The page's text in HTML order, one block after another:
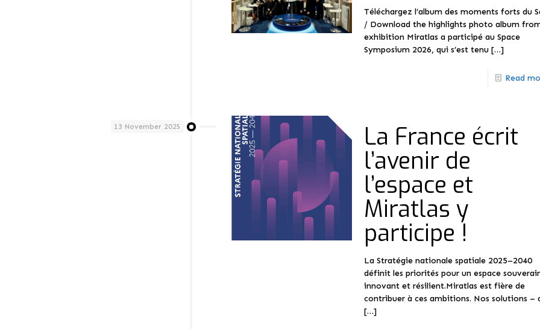
Téléchargez l’album des moments forts du
/ Download the highlights photo album
exhibition Miratlas a participé au Space
Symposium 2026, qui s’est tenu […]
Read
13 November 2025
La France écrit
l’avenir de
l’espace et
Miratlas y
participe !
La Stratégie nationale spatiale 2025–2040
définit les priorités pour un espace
innovant et résilient.Miratlas est fière de
contribuer à ces ambitions. Nos solutions –
[…]